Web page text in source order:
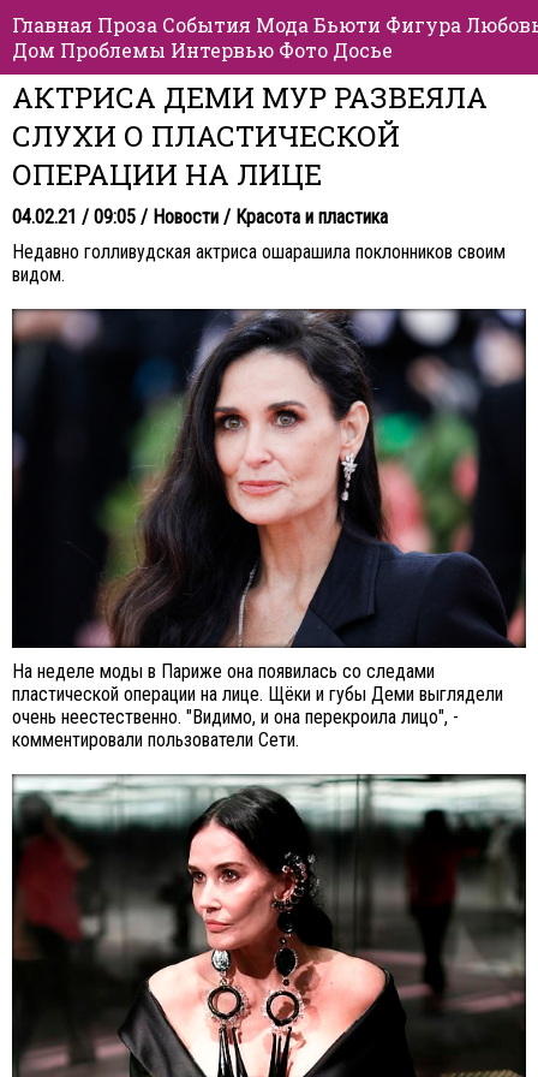
Главная Проза События Мода Бьюти Фигура
Дом Проблемы Интервью Фото Досье
АКТРИСА ДЕМИ МУР РАЗВЕЯЛА
СЛУХИ О ПЛАСТИЧЕСКОЙ
ОПЕРАЦИИ НА ЛИЦЕ
04.02.21 / 09:05 / Новости / Красота и пластика
Недавно голливудская актриса ошарашила поклонников своим
видом.
На неделе моды в Париже она появилась со следами
пластической операции на лице. Щёки и губы Деми выглядели
очень неестественно. "Видимо, и она перекроила лицо", -
комментировали пользователи Сети.